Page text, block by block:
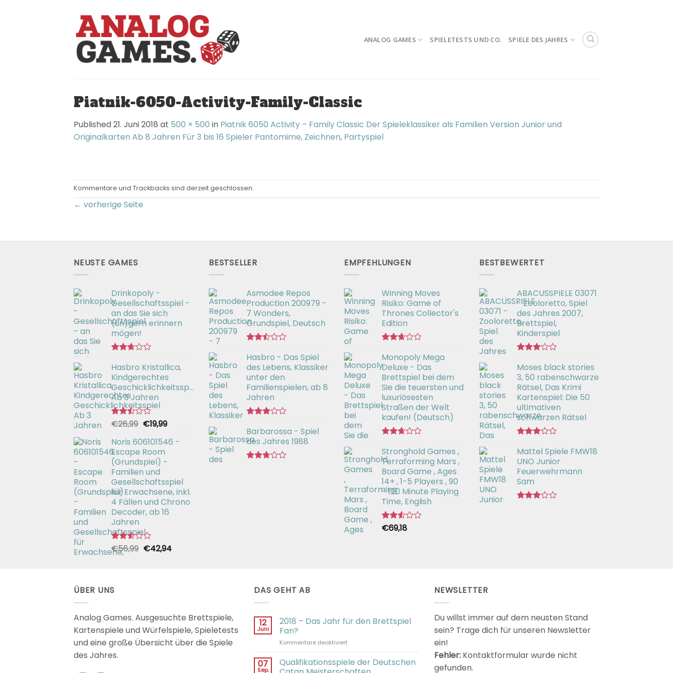
ANALOG GAMES SPIELETESTS UND CO. SPIELE DES JAHRES
Piatnik-6050-Activity-Family-Classic
Published21. Juni 2018 at 500 × 500 in Piatnik 6050 Activity – Family Classic Der Spieleklassiker als Familien Version Junior und
Originalkarten Ab 8 Jahren Für 3 bis 16 Spieler Pantomime, Zeichnen, Partyspiel
Kommentare und Trackbacks sind derzeit geschlossen.
← vorherige Seite
NEUSTE GAMES
Drinkopoly -
Gesellschaftsspiel -
an das Sie sich
(un)gern erinnern
mögen!
mit
2.67
von 5
Hasbro Kristallica,
Kindgerechtes
Geschicklichkeitsspiel
Ab 3 Jahren
Bewertet
2.49
von 5
€26,99 Ursprünglicher
war:
€26,99
€19,99Aktueller
ist:
Noris 606101546 -
Escape Room
(Grundspiel) -
Familien und
Gesellschaftsspiel
für Erwachsene, inkl.
4 Fällen und Chrono
Decoder, ab 16
Jahren
Bewertet
mit
€56,99 Ursprünglicher
€42,94Aktueller
BESTSELLER
Asmodee Repos
Production 200979 -
7 Wonders,
Grundspiel, Deutsch
mit
2.50
von 5
Hasbro - Das Spiel
des Lebens, Klassiker
unter den
Familienspielen, ab 8
Jahren
mit
2.90
von 5
Barbarossa - Spiel
des Jahres 1988
EMPFEHLUNGEN
Winning Moves
Risiko: Game of
Thrones Collector's
Edition
mit
2.66
von 5
Monopoly Mega
Deluxe - Das
Brettspiel bei dem
Sie die teuersten und
luxuriösesten
Straßen der Welt
kaufen! (Deutsch)
mit
2.64
von 5
Stronghold Games ,
Terraforming Mars ,
Board Game , Ages
14+ , 1-5 Players , 90
- 120 Minute Playing
Time, English
Bewertet
€69,18
BESTBEWERTET
ABACUSSPIELE 03071
- Zooloretto, Spiel
des Jahres 2007,
Brettspiel,
Kinderspiel
mit
3.02
von 5
Moses black stories
3, 50 rabenschwarze
Rätsel, Das Krimi
Kartenspiel: Die 50
ultimativen
schwarzen Rätsel
mit
3.00
von 5
Mattel Spiele FMW18
UNO Junior
Feuerwehrmann
Sam
ÜBER UNS
Analog Games. Ausgesuchte Brettspiele,
Kartenspiele und Würfelspiele, Spieletests
und eine große Übersicht über die Spiele
des Jahres.
DAS GEHT AB
12
Juni
2018 – Das Jahr für den Brettspiel
Fan?
Kommentare deaktiviertfür
–
Das
07
Sep.
Qualifikationsspiele der Deutschen
NEWSLETTER
Du willst immer auf dem neusten Stand
sein? Trage dich für unseren Newsletter
ein!
Fehler: Kontaktformular wurde nicht
gefunden.